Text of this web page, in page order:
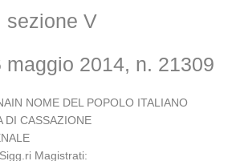
sezione V
maggio 2014, n. 21309
NOME DEL POPOLO ITALIANO
DI CASSAZIONE
Magistrati: